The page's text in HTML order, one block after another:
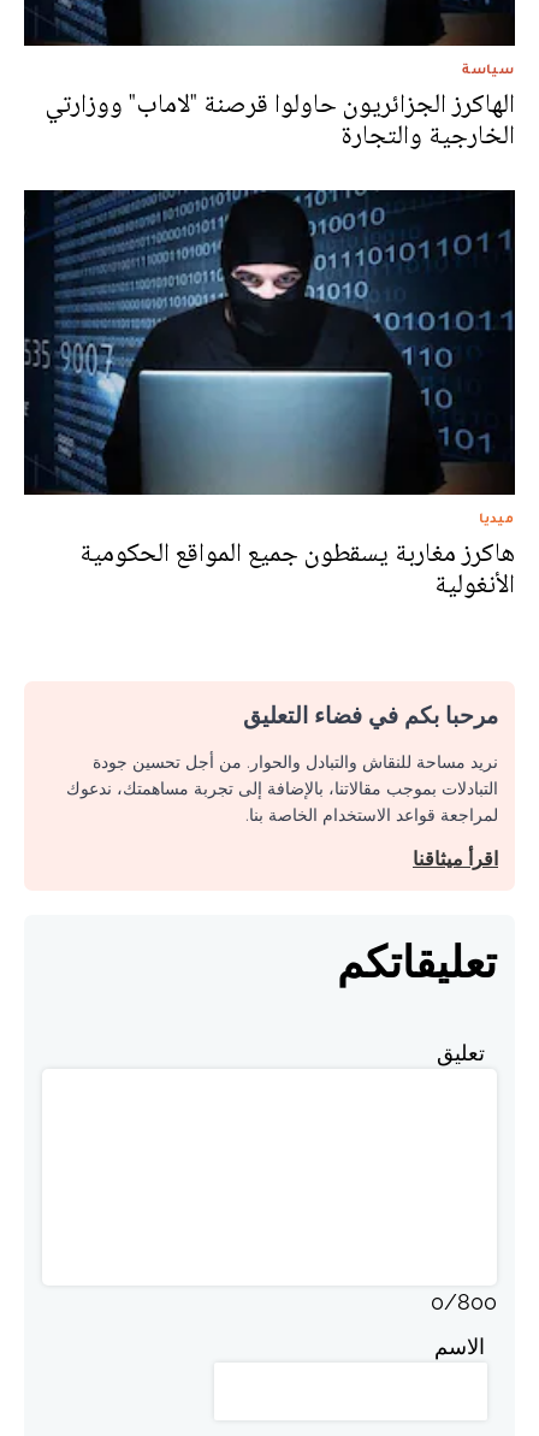
سياسة
الهاكرز الجزائريون حاولوا قرصنة "لاماب" ووزارتي
الخارجية والتجارة
ميديا
هاكرز مغاربة يسقطون جميع المواقع الحكومية
الأنغولية
مرحبا بكم في فضاء التعليق
نريد مساحة للنقاش والتبادل والحوار. من أجل تحسين جودة
التبادلات بموجب مقالاتنا، بالإضافة إلى تجربة مساهمتك، ندعوك
لمراجعة قواعد الاستخدام الخاصة بنا.
اقرأ ميثاقنا
تعليقاتكم
تعليق
0/800
الاسم